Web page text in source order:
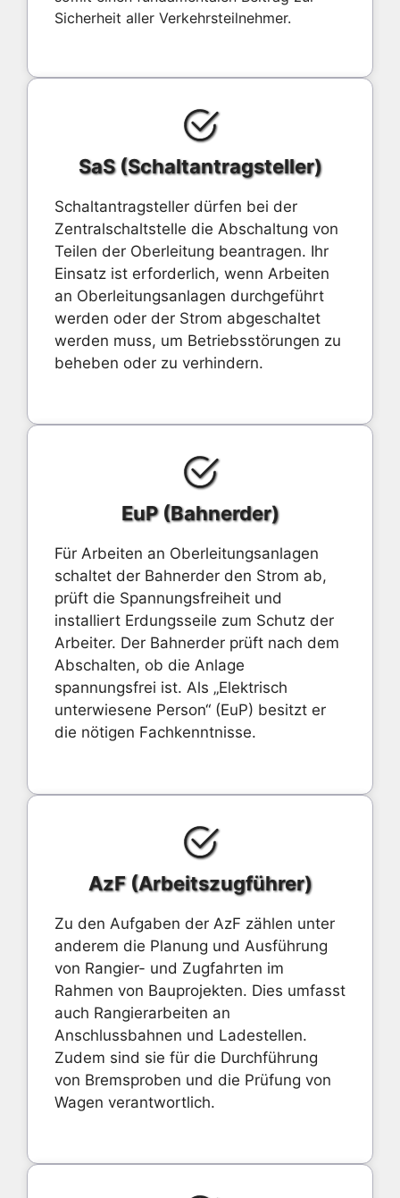
Sicherheit aller Verkehrsteilnehmer.
SaS (Schaltantragsteller)
Schaltantragsteller dürfen bei der
Zentralschaltstelle die Abschaltung von
Teilen der Oberleitung beantragen. Ihr
Einsatz ist erforderlich, wenn Arbeiten
an Oberleitungsanlagen durchgeführt
werden oder der Strom abgeschaltet
werden muss, um Betriebsstörungen zu
beheben oder zu verhindern.
EuP (Bahnerder)
Für Arbeiten an Oberleitungsanlagen
schaltet der Bahnerder den Strom ab,
prüft die Spannungsfreiheit und
installiert Erdungsseile zum Schutz der
Arbeiter. Der Bahnerder prüft nach dem
Abschalten, ob die Anlage
spannungsfrei ist. Als „Elektrisch
unterwiesene Person“ (EuP) besitzt er
die nötigen Fachkenntnisse.
AzF (Arbeitszugführer)
Zu den Aufgaben der AzF zählen unter
anderem die Planung und Ausführung
von Rangier- und Zugfahrten im
Rahmen von Bauprojekten. Dies umfasst
auch Rangierarbeiten an
Anschlussbahnen und Ladestellen.
Zudem sind sie für die Durchführung
von Bremsproben und die Prüfung von
Wagen verantwortlich.